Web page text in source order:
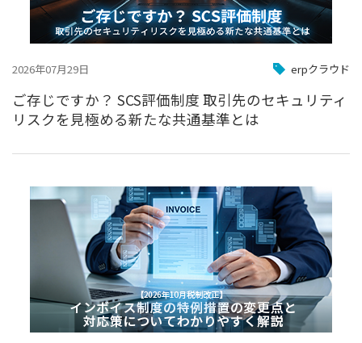
2026年07月29日 erpクラウド
ご存じですか？ SCS評価制度 取引先のセキュリティ
リスクを見極める新たな共通基準とは